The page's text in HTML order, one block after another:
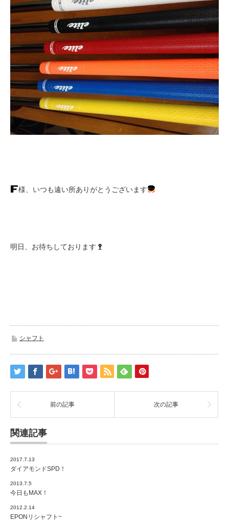
様、いつも遠い所ありがとうございます
明日、お待ちしております
シャフト
前の記事 次の記事
関連記事
2017.7.13
ダイアモンドSPD！
2013.7.5
今日もMAX！
2012.2.14
EPONリシャフト~